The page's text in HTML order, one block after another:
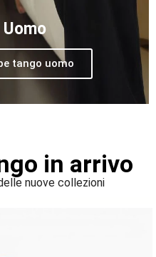
tango uomo
in arrivo
nuove collezioni